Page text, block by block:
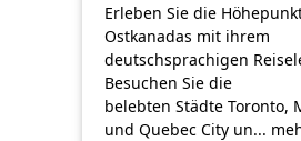
Erleben Sie die
Ostkanadas mit ihrem
deutschsprachigen
Besuchen Sie die
belebten Städte Toronto,
und Quebec City un...